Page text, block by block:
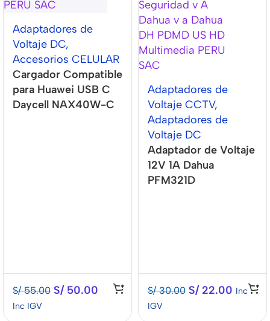
Adaptadores de
Voltaje DC,
Accesorios CELULAR
Cargador Compatible
para Huawei USB C
Daycell NAX40W-C
S/55.00 S/50.00
Inc IGV
Adaptadores de
Voltaje CCTV,
Adaptadores de
Voltaje DC
Adaptador de Voltaje
12V 1A Dahua
PFM321D
S/30.00 S/22.00 Inc
IGV